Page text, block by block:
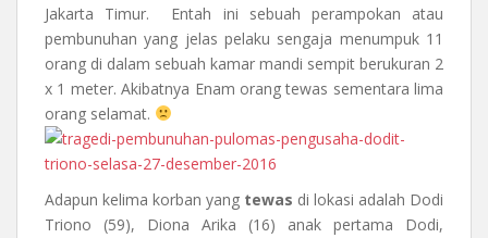
Jakarta Timur. Entah ini sebuah perampokan atau
pembunuhan yang jelas pelaku sengaja menumpuk 11
orang di dalam sebuah kamar mandi sempit berukuran 2
x 1 meter. Akibatnya Enam orang tewas sementara lima
orang selamat.
Adapun kelima korban yang tewas di lokasi adalah Dodi
Triono (59), Diona Arika (16) anak pertama Dodi,